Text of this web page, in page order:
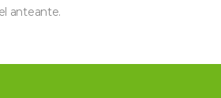
anteante.